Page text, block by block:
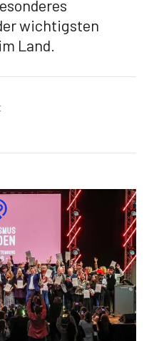
wichtigsten
Land.